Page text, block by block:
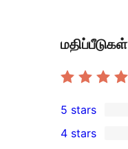
மதிப்பீடுகள்
16
5-
5 stars
4 stars